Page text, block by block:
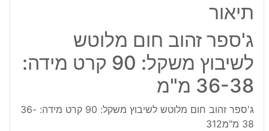
תיאור
ג'ספר זהוב חום מלוטש
לשיבוץ משקל: 90 קרט מידה:
36-38 מ"מ
ג'ספר זהוב חום מלוטש לשיבוץ משקל: 90 קרט מידה: 36-
38 מ"מ312